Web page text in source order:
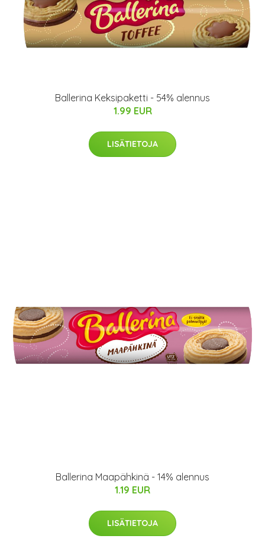
Ballerina Keksipaketti - 54% alennus
1.99 EUR
LISÄTIETOJA
Ballerina Maapähkinä - 14% alennus
1.19 EUR
LISÄTIETOJA